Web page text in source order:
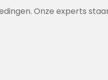
Onze experts